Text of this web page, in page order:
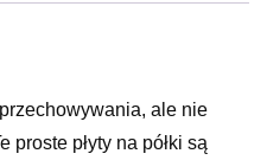
ale nie
proste płyty na półki są